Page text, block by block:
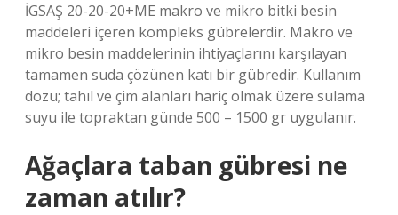
İGSAŞ 20-20-20+ME makro ve mikro bitki besin
maddeleri içeren kompleks gübrelerdir. Makro ve
mikro besin maddelerinin ihtiyaçlarını karşılayan
tamamen suda çözünen katı bir gübredir. Kullanım
dozu; tahıl ve çim alanları hariç olmak üzere sulama
suyu ile topraktan günde 500 – 1500 gr uygulanır.
Ağaçlara taban gübresi ne
zaman atılır?